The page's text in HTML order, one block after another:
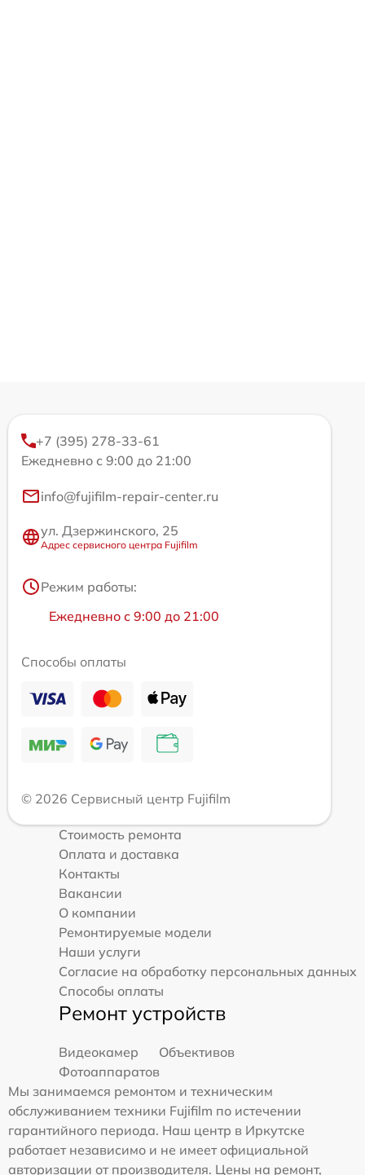
+7 (395) 278-33-61
Ежедневно с 9:00 до 21:00
info@fujifilm-repair-center.ru
ул. Дзержинского, 25
Адрес сервисного центра Fujifilm
Режим работы:
Ежедневно с 9:00 до 21:00
Способы оплаты
© 2026 Сервисный центр Fujifilm
Стоимость ремонта
Оплата и доставка
Контакты
Вакансии
О компании
Ремонтируемые модели
Наши услуги
Согласие на обработку персональных данных
Способы оплаты
Ремонт устройств
Видеокамер
Объективов
Фотоаппаратов
Мы занимаемся ремонтом и техническим
обслуживанием техники Fujifilm по истечении
гарантийного периода. Наш центр в Иркутске
работает независимо и не имеет официальной
авторизации от производителя. Цены на ремонт,